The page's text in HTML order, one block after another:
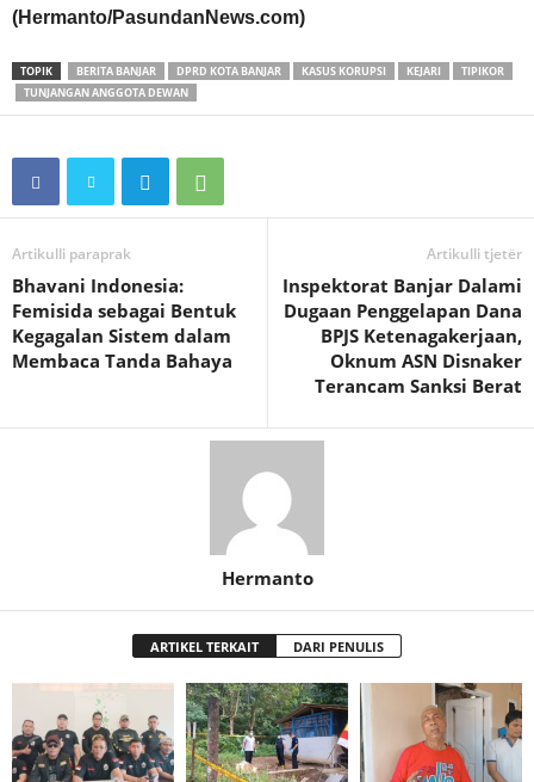
(Hermanto/PasundanNews.com)
TOPIK BERITA BANJAR DPRD KOTA BANJAR KASUS KORUPSI KEJARI
TIPIKOR
TUNJANGAN ANGGOTA DEWAN
Artikulli paraprak
Bhavani Indonesia:
Femisida sebagai Bentuk
Kegagalan Sistem dalam
Membaca Tanda Bahaya
Artikulli tjetër
Inspektorat Banjar Dalami
Dugaan Penggelapan Dana
BPJS Ketenagakerjaan,
Oknum ASN Disnaker
Terancam Sanksi Berat
Hermanto
ARTIKEL TERKAIT DARI PENULIS